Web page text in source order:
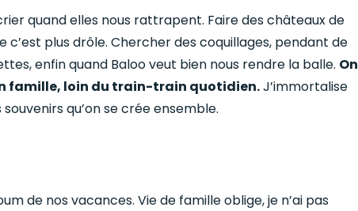
quand elles nous rattrapent. Faire des châteaux de
plus drôle. Chercher des coquillages, pendant de
enfin quand Baloo veut bien nous rendre la balle. On
famille, loin du train-train quotidien.J’immortalise
qu’on se crée ensemble.
de nos vacances. Vie de famille oblige, je n’ai pas